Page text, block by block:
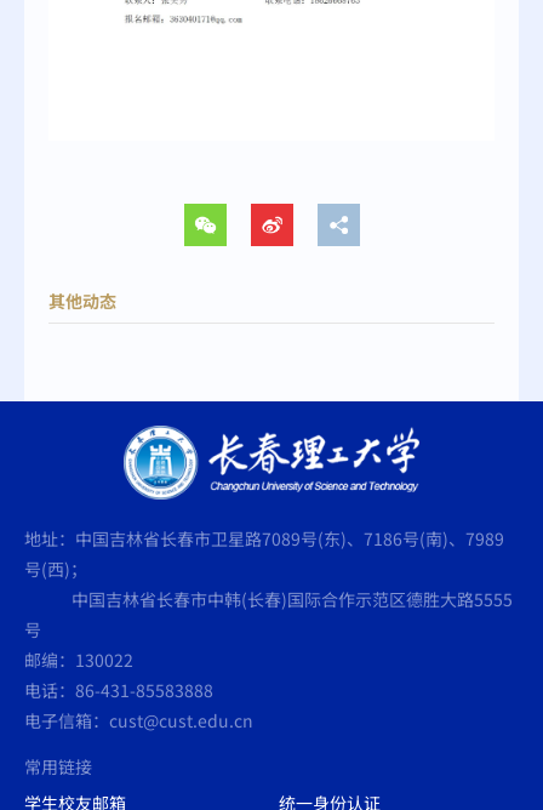
其他动态
地址：中国吉林省长春市卫星路7089号(东)、7186号(南)、7989
号(西)；
中国吉林省长春市中韩(长春)国际合作示范区德胜大路5555
号
邮编：130022
电话：86-431-85583888
电子信箱：cust@cust.edu.cn
常用链接
学生校友邮箱
统一身份认证